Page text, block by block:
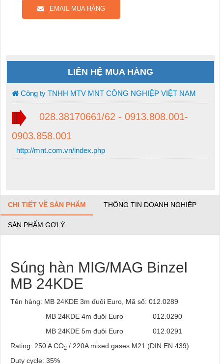
EMAIL MUA HÀNG
LIÊN HỆ MUA HÀNG
Công ty TNHH MTV MNT CÔNG NGHIỆP VIỆT NAM
028.38170661/62 - 0913.808.001-
0903.858.001
http://mnt.com.vn/index.php
CHI TIẾT VỀ SẢN PHẨM THÔNG TIN DOANH NGHIỆP
SẢN PHẨM GỢI Ý
Súng hàn MIG/MAG Binzel
MB 24KDE
Tên hàng: MB 24KDE 3m đuôi Euro, Mã số: 012.0289
MB 24KDE 4m đuôi Euro 012.0290
MB 24KDE 5m đuôi Euro 012.0291
Rating: 250 A CO2 / 220A mixed gases M21 (DIN EN 439)
Duty cycle: 35%